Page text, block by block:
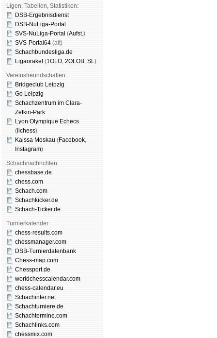
Ligen, Tabellen, Statistiken:
DSB-Ergebnisdienst
DSB-NuLiga-Portal
SVS-NuLiga-Portal (Aufst.)
SVS-Portal64 (alt)
Schachbundesliga.de
Ligaorakel (1OLO, 2OLOB, SL)
Vereinsfreundschaften:
Bridgeclub Leipzig
Go Leipzig
Schachzentrum im Clara-
Zetkin-Park
Lyon Olympique Echecs
( lichess)
Kaissa Moskau (Face­book,
Insta­gram)
Schachnachrichten:
chessbase.de
chess.com
Schach.com
Schachkicker.de
Schach-Ticker.de
Turnierkalender:
chess-results.com
chessmanager.com
DSB-Turnierdatenbank
Chess-map.com
Chessport.de
worldchesscalendar.com
chess-calendar.eu
Schachinter.net
Schachturniere.de
Schachtermine.com
Schachlinks.com
chessmix.com